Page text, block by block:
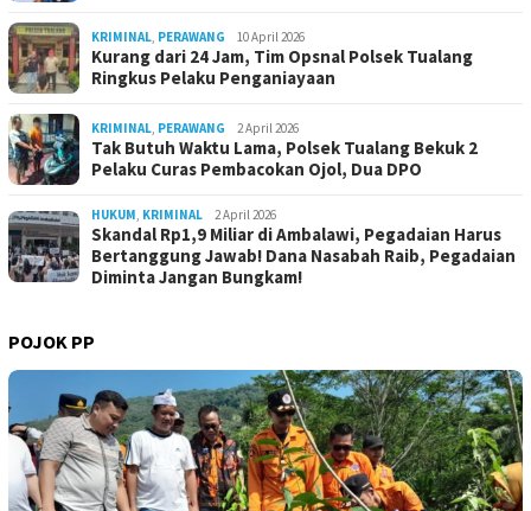
KRIMINAL, PERAWANG 10 April 2026
Kurang dari 24 Jam, Tim Opsnal Polsek Tualang
Ringkus Pelaku Penganiayaan
KRIMINAL, PERAWANG 2 April 2026
Tak Butuh Waktu Lama, Polsek Tualang Bekuk 2
Pelaku Curas Pembacokan Ojol, Dua DPO
HUKUM, KRIMINAL 2 April 2026
Skandal Rp1,9 Miliar di Ambalawi, Pegadaian Harus
Bertanggung Jawab! Dana Nasabah Raib, Pegadaian
Diminta Jangan Bungkam!
POJOK PP